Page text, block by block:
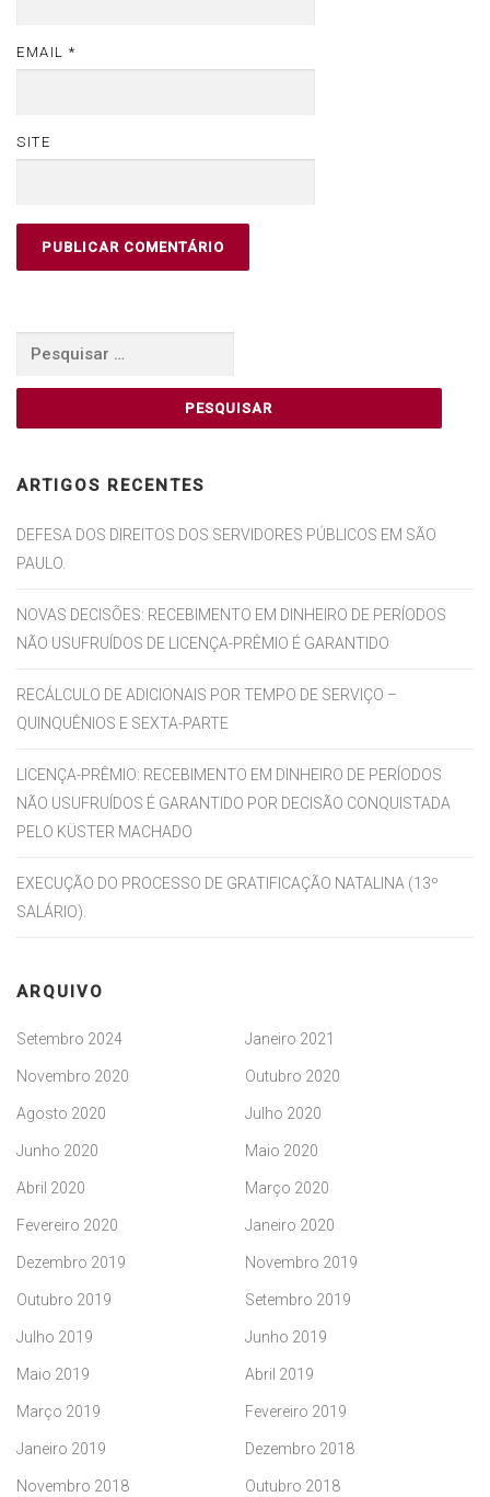
EMAIL *
SITE
Pesquisar
ARTIGOS RECENTES
DEFESA DOS DIREITOS DOS SERVIDORES PÚBLICOS EM SÃO
PAULO.
NOVAS DECISÕES: RECEBIMENTO EM DINHEIRO DE PERÍODOS
NÃO USUFRUÍDOS DE LICENÇA-PRÊMIO É GARANTIDO
RECÁLCULO DE ADICIONAIS POR TEMPO DE SERVIÇO –
QUINQUÊNIOS E SEXTA-PARTE
LICENÇA-PRÊMIO: RECEBIMENTO EM DINHEIRO DE PERÍODOS
NÃO USUFRUÍDOS É GARANTIDO POR DECISÃO CONQUISTADA
PELO KÜSTER MACHADO
EXECUÇÃO DO PROCESSO DE GRATIFICAÇÃO NATALINA (13º
SALÁRIO).
ARQUIVO
Setembro 2024 Janeiro 2021
Novembro 2020 Outubro 2020
Agosto 2020 Julho 2020
Junho 2020 Maio 2020
Abril 2020 Março 2020
Fevereiro 2020 Janeiro 2020
Dezembro 2019 Novembro 2019
Outubro 2019 Setembro 2019
Julho 2019 Junho 2019
Maio 2019 Abril 2019
Março 2019 Fevereiro 2019
Janeiro 2019 Dezembro 2018
Novembro 2018 Outubro 2018